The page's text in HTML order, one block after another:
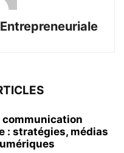
communication
: stratégies, médias